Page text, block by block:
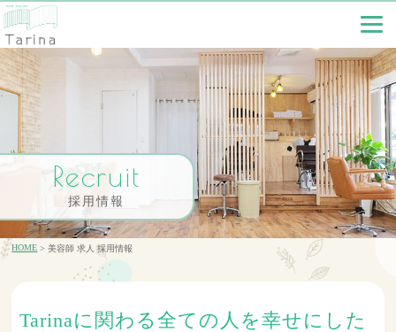
Recruit
採用情報
HOME 美容師 求人 採用情報
Tarinaに関わる全ての人を幸せにした